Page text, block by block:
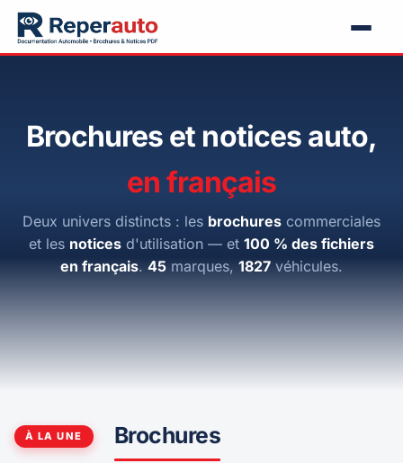
Brochures et notices auto,
en français
Deux univers distincts : les brochures commerciales
et les notices d'utilisation — et 100 % des fichiers
en français. 45 marques, 1827 véhicules.
À LA UNE Brochures